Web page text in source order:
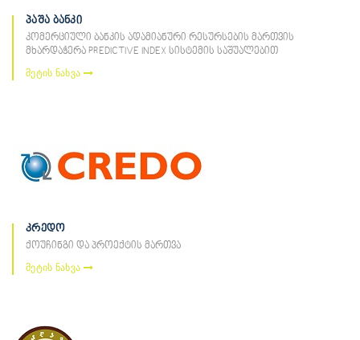
პაშა ბანკი
კომერციული ბანკის ადამიანური რესურსების მართვის
მხარდაჭერა PREDICTIVE INDEX სისტემის საშუალებით
მეტის ნახვა
კრედო
ქოუჩინგი და პროექტის მართვა
მეტის ნახვა